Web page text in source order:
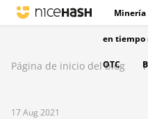
Minería
en tiempo
OTC
Página de inicio del blog
17 Aug 2021